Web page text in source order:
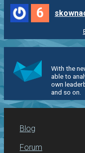
6
With the
able to
own
and so on.
Blog
Forum